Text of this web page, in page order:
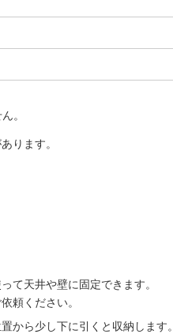
。
ります。
て天井や壁に固定できます。
頼ください。
から少し下に引くと収納します。